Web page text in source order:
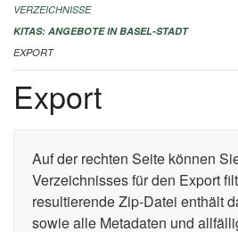
IMPRESSUM
VERZEICHNISSE
KITAS: ANGEBOTE IN BASEL-STADT
EXPORT
Export
Auf der rechten Seite können
Verzeichnisses für den Export
resultierende Zip-Datei enthält
sowie alle Metadaten und